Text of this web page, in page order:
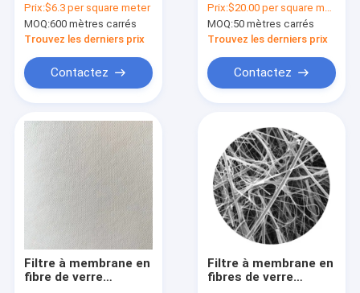
Préfiltre Disque à
fibre de verre
Prix:$6.3 per square meter
MOQ:600 mètres carrés
Trouvez les derniers prix
Contactez
perfusion
Prix:$20.00 per square meter
MOQ:50 mètres carrés
Trouvez les derniers prix
Contactez
Filtre à membrane en
fibre de verre
Filtre à membrane en
fibres de verre